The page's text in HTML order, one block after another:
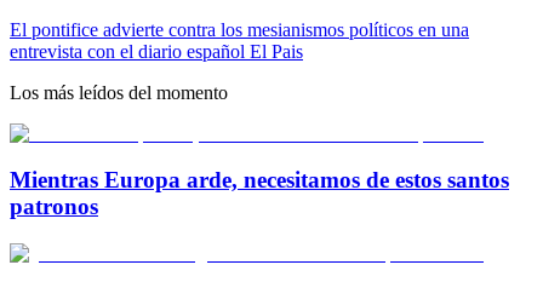
El pontifice advierte contra los mesianismos políticos en una
entrevista con el diario español El Pais
Los más leídos del momento
Mientras Europa arde, necesitamos de estos santos
patronos